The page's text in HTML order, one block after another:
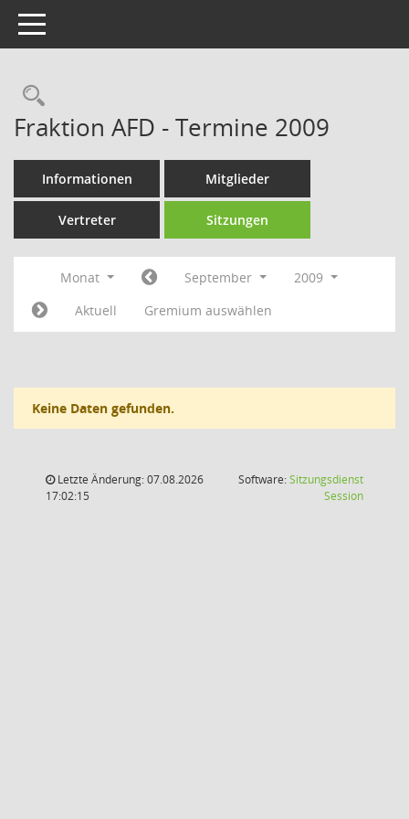
Toggle navigation
Rechercheauswahl
Fraktion AFD - Termine 2009
Informationen Mitglieder
Vertreter Sitzungen
Monat September
2009
Aktuell
Gremium auswählen
Keine Daten gefunden.
Letzte Änderung: 07.08.2026
17:02:15
Software:Sitzungsdienst
Session(Wird in